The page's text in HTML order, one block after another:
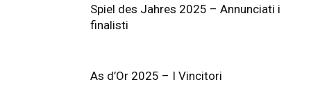
Spiel des Jahres 2025 – Annunciati i
finalisti
As d’Or 2025 – I Vincitori